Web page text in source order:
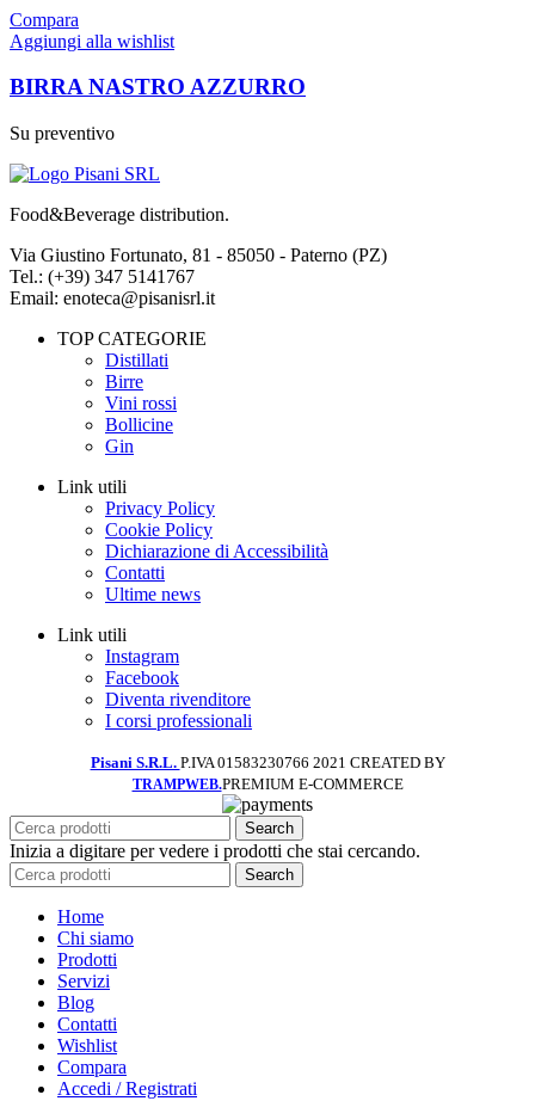
Compara
Aggiungi alla wishlist
BIRRA NASTRO AZZURRO
Su preventivo
Food&Beverage distribution.
Via Giustino Fortunato, 81 - 85050 - Paterno (PZ)
Tel.: (+39) 347 5141767
Email: enoteca@pisanisrl.it
TOP CATEGORIE
Distillati
Birre
Vini rossi
Bollicine
Gin
Link utili
Privacy Policy
Cookie Policy
Dichiarazione di Accessibilità
Contatti
Ultime news
Link utili
Instagram
Facebook
Diventa rivenditore
I corsi professionali
Pisani S.R.L. P.IVA 01583230766 2021 CREATED BY
TRAMPWEB.PREMIUM E-COMMERCE
Search
Inizia a digitare per vedere i prodotti che stai cercando.
Search
Home
Chi siamo
Prodotti
Servizi
Blog
Contatti
Wishlist
Compara
Accedi / Registrati